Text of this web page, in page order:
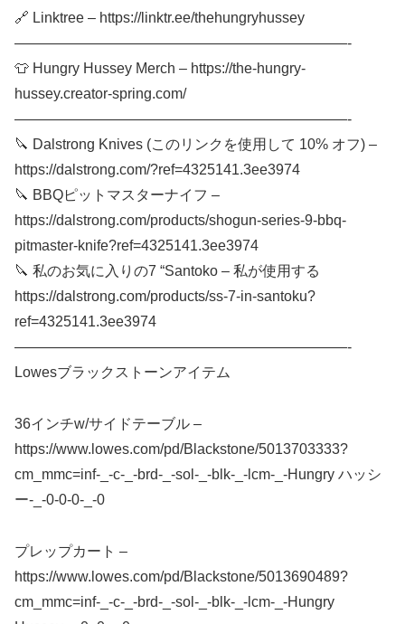
🔗 Linktree – https://linktr.ee/thehungryhussey
———————————————————————-
👕 Hungry Hussey Merch – https://the-hungry-
hussey.creator-spring.com/
———————————————————————-
🔪 Dalstrong Knives (このリンクを使用して 10% オフ) –
https://dalstrong.com/?ref=4325141.3ee3974
🔪 BBQピットマスターナイフ –
https://dalstrong.com/products/shogun-series-9-bbq-
pitmaster-knife?ref=4325141.3ee3974
🔪 私のお気に入りの7 “Santoko – 私が使用する
https://dalstrong.com/products/ss-7-in-santoku?
ref=4325141.3ee3974
———————————————————————-
Lowesブラックストーンアイテム
36インチw/サイドテーブル –
https://www.lowes.com/pd/Blackstone/5013703333?
cm_mmc=inf-_-c-_-brd-_-sol-_-blk-_-lcm-_-Hungry ハッシ
ー-_-0-0-0-_-0
プレップカート –
https://www.lowes.com/pd/Blackstone/5013690489?
cm_mmc=inf-_-c-_-brd-_-sol-_-blk-_-lcm-_-Hungry